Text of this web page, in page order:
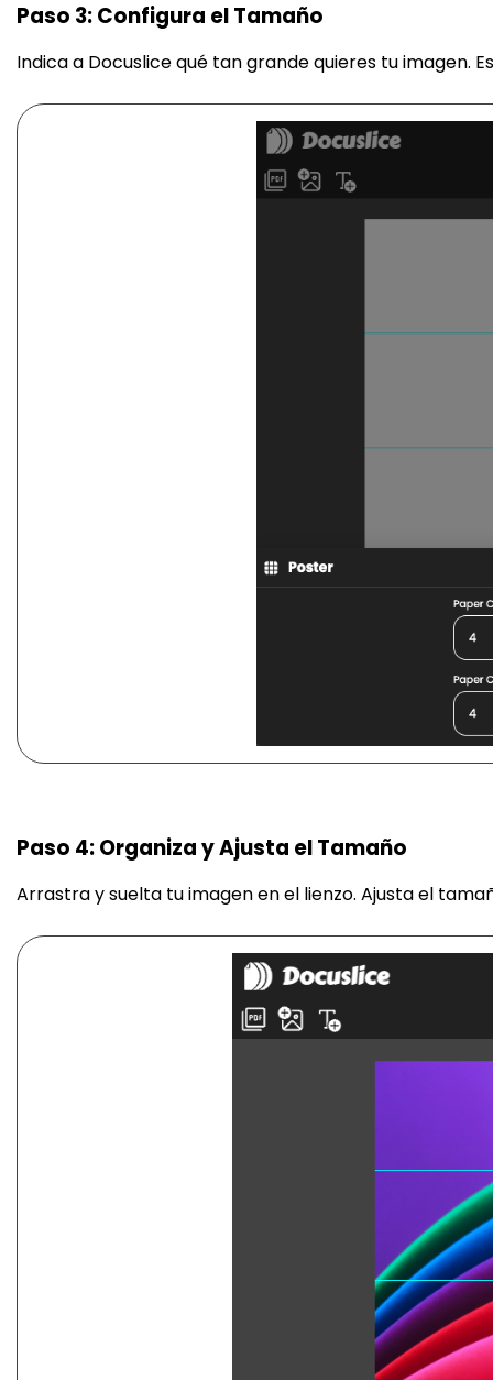
Paso 3: Configura el Tamaño
Indica a Docuslice qué tan grande quieres tu imagen.
Paso 4: Organiza y Ajusta el Tamaño
Arrastra y suelta tu imagen en el lienzo. Ajusta el